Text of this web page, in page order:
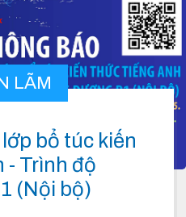
LÃM
bổ túc kiến
- Trình độ
(Nội bộ)